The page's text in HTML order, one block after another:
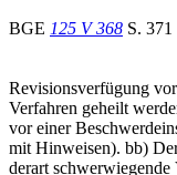
BGE 125 V 368 S. 371
Revisionsverfügung
Verfahren geheilt
vor einer
mit Hinweisen). bb)
derart